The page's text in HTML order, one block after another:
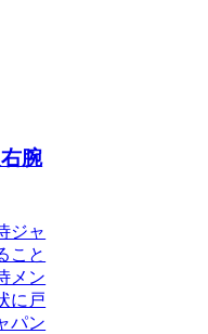
腕
ジャ
こと
メン
に戸
パン